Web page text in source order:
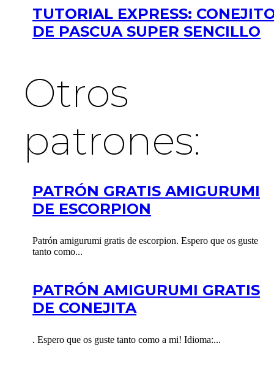
TUTORIAL EXPRESS:
DE PASCUA SUPER SENCILLO
Otros
patrones:
PATRÓN GRATIS AMIGURUMI
DE ESCORPION
Patrón amigurumi gratis de escorpion. Espero que os guste
tanto como...
PATRÓN AMIGURUMI GRATIS
DE CONEJITA
. Espero que os guste tanto como a mi! Idioma:...